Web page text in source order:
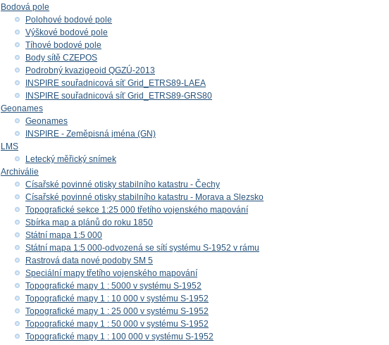
Bodová pole
Polohové bodové pole
Výškové bodové pole
Tíhové bodové pole
Body sítě CZEPOS
Podrobný kvazigeoid QGZÚ-2013
INSPIRE souřadnicová síť Grid_ETRS89-LAEA
INSPIRE souřadnicová síť Grid_ETRS89-GRS80
Geonames
Geonames
INSPIRE - Zeměpisná jména (GN)
LMS
Letecký měřický snímek
Archiválie
Císařské povinné otisky stabilního katastru - Čechy
Císařské povinné otisky stabilního katastru - Morava a Slezsko
Topografické sekce 1:25 000 třetího vojenského mapování
Sbírka map a plánů do roku 1850
Státní mapa 1:5 000
Státní mapa 1:5 000-odvozená se sítí systému S-1952 v rámu
Rastrová data nové podoby SM 5
Speciální mapy třetího vojenského mapování
Topografické mapy 1 : 5000 v systému S-1952
Topografické mapy 1 : 10 000 v systému S-1952
Topografické mapy 1 : 25 000 v systému S-1952
Topografické mapy 1 : 50 000 v systému S-1952
Topografické mapy 1 : 100 000 v systému S-1952